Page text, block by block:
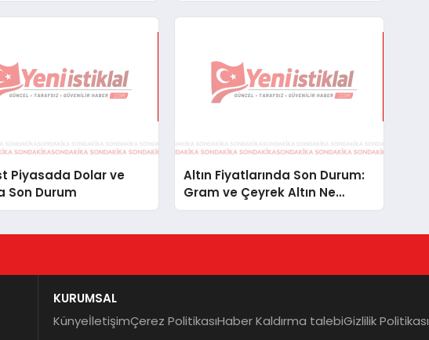
Piyasada Dolar ve
Son Durum
Altın Fiyatlarında Son Durum:
Gram ve Çeyrek Altın Ne
Kadar Oldu?
KURUMSAL
KünyeİletişimÇerez PolitikasıHaber Kaldırma talebiGizlilik Politikası